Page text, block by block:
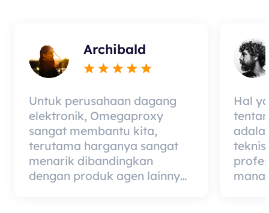
Archibald
Untuk perusahaan dagang
elektronik, Omegaproxy
sangat membantu kita,
terutama harganya sangat
menarik dibandingkan
dengan produk agen lainnya,
Hal